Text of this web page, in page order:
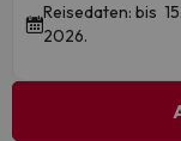
Reisedaten: bis
2026.